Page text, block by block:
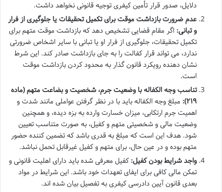
دلایل، صدور قرار تأمین کیفری توجیه قانونی نخواهد داشت.
عدم ضرورت بازداشت موقت برای تکمیل تحقیقات یا جلوگیری از فرار
و تبانی: اگر مقام قضایی تشخیص دهد که بازداشت موقت متهم برای
تکمیل تحقیقات، جلوگیری از فرار او یا تبانی با سایر اشخاص ضرورتی
ندارد، می تواند قرار کفالت را به جای بازداشت صادر کند. این شرط
نشان دهنده رویکرد قانون گذار به محدود کردن بازداشت موقت
است.
تناسب وجه الکفاله با وضعیت جرم، شخصیت و بضاعت متهم (ماده
۲۱۹): مبلغ وجه الکفاله باید با در نظر گرفتن عواملی مانند شدت و
اهمیت جرم ارتکابی، میزان خسارت وارده به بزه دیده، و همچنین
وضعیت مالی و شخصیتی متهم و کفیل، به صورت متناسب تعیین
شود. هدف این است که مبلغ به قدری باشد که تضمین کننده حضور
متهم بوده و در عین حال، برای متهم و کفیل غیرقابل تحمل نباشد.
واجد شرایط بودن کفیل: کفیل معرفی شده باید دارای اهلیت قانونی و
تمکن مالی کافی برای ایفای تعهدات خود باشد. این شرایط در مواد
بعدی قانون آیین دادرسی کیفری به تفصیل بیان شده اند.